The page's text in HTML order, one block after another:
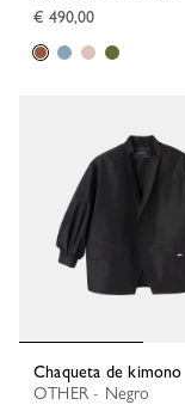
€ 490,00
Chaqueta de kimono
OTHER - Negro